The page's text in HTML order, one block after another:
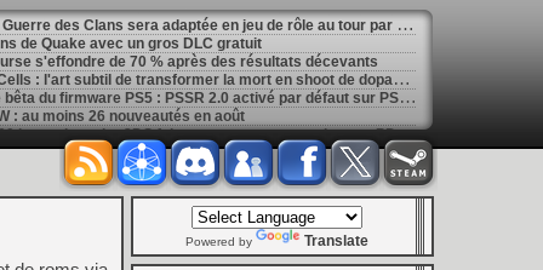
[
GK] La saga de romans La Guerre des Clans sera adaptée en jeu de rôle au tour par tour
de Quake avec un gros DLC gratuit
s'effondre de 70 % après des résultats décevants
[
GK] Mémoire cash - Dead Cells : l'art subtil de transformer la mort en shoot de dopamine
[
LS] [PS5] Sony déploie une bêta du firmware PS5 : PSSR 2.0 activé par défaut sur PS5 Pro
: au moins 26 nouveautés en août
[
LS] [3DS] 3DShell-next v1.00 le gestionnaire 3DS fait peau neuve avec un lecteur PDF et un moteur entièrement revu
de la Bourse
[
LS] [PS5] fan_target v0.1 un payload PS5 qui permet de personnaliser la température cible du ventilateur
passe en v0.9.1 avec le support de YouTube 01.009.253
[
GK] Preview : Onimusha : Way of the Sword s'égare-t-il dans son pseudo monde ouvert ?
: Fighting Souls n'aura pas de test aujourd'hui
Repairs porte bien son nom
vous invite à regarder Netflix le 27 août à 21h
Powered by Translate